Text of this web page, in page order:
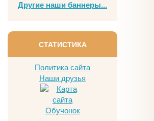
Другие наши баннеры...
СТАТИСТИКА
Политика сайта
Наши друзья